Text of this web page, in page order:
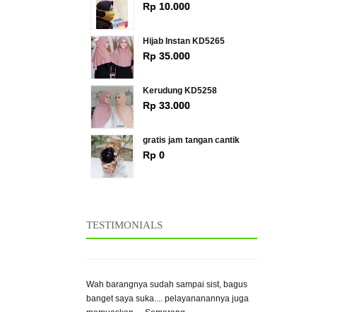
Rp 10.000
Hijab Instan KD5265
Rp 35.000
Kerudung KD5258
Rp 33.000
gratis jam tangan cantik
Rp 0
TESTIMONIALS
Thanks ya, pesanan saya sudah sampai..
memuaskan.. - Semarang
Rina 21 March 2014